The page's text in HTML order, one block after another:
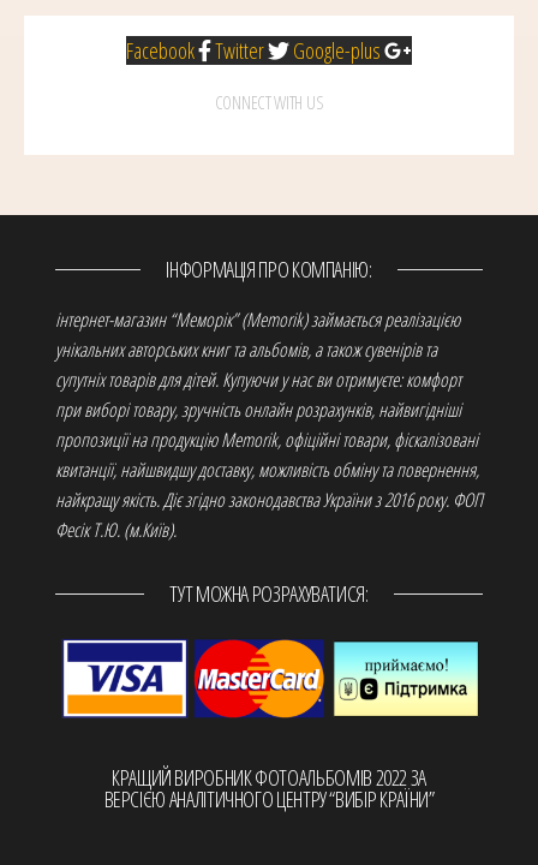
Facebook Twitter Google-plus
CONNECT WITH US
ІНФОРМАЦІЯ ПРО КОМПАНІЮ:
інтернет-магазин “Меморік” (Memorik) займається реалізацією
унікальних авторських книг та альбомів, а також сувенірів та
супутніх товарів для дітей. Купуючи у нас ви отримуєте: комфорт
при виборі товару, зручність онлайн розрахунків, найвигідніші
пропозиції на продукцію Memorik, офіційні товари, фіскалізовані
квитанції, найшвидшу доставку, можливість обміну та повернення,
найкращу якість. Діє згідно законодавства України з 2016 року. ФОП
Фесік Т.Ю. (м.Київ).
ТУТ МОЖНА РОЗРАХУВАТИСЯ:
КРАЩИЙ ВИРОБНИК ФОТОАЛЬБОМІВ 2022 ЗА
ВЕРСІЄЮ АНАЛІТИЧНОГО ЦЕНТРУ “ВИБІР КРАЇНИ”